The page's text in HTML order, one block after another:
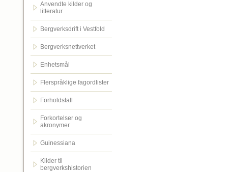
Anvendte kilder og
litteratur
Bergverksdrift i Vestfold
Bergverksnettverket
Enhetsmål
Flerspråklige fagordlister
Forholdstall
Forkortelser og
akronymer
Guinessiana
Kilder til
bergverkshistorien